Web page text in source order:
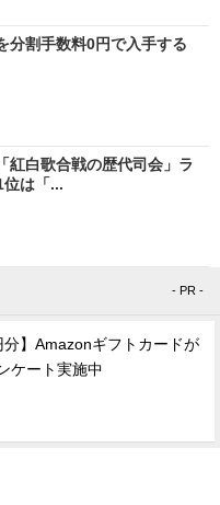
分割手数料0円で入手する
紅白歌合戦の歴代司会」ラ
は「...
- PR -
分】Amazonギフトカードが
ケート実施中